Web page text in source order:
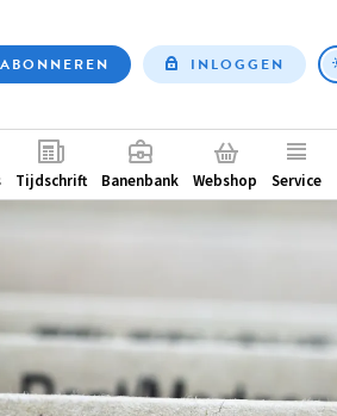
ABONNEREN INLOGGEN
Tijdschrift Banenbank Webshop Service